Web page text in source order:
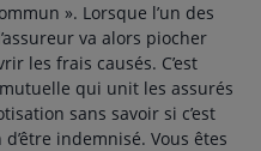
». Lorsque l’un des
va alors piocher
les frais causés. C’est
qui unit les assurés
sans savoir si c’est
indemnisé. Vous êtes